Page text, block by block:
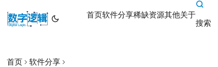
首页软件分享稀缺资源其他关于
搜索
首页 软件分享